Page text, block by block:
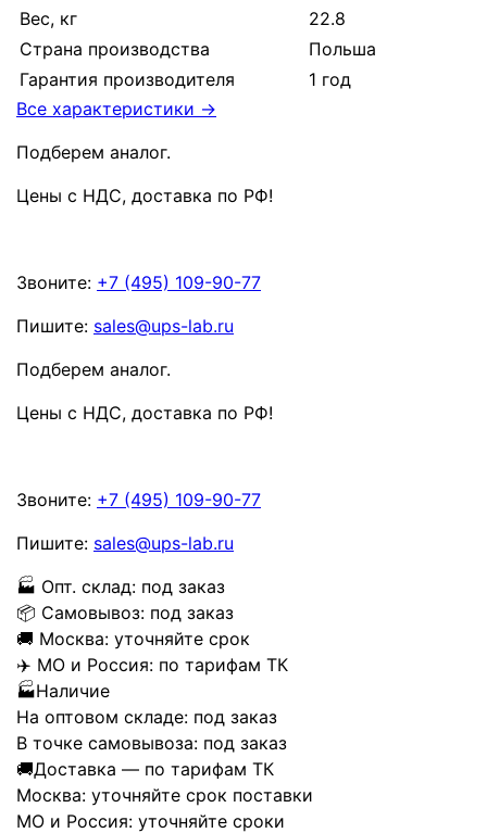
Вес, кг
22.8
Страна производства
Польша
Гарантия производителя
1 год
Все характеристики →
Подберем аналог.
Цены с НДС, доставка по РФ!
Звоните: +7 (495) 109-90-77
Пишите: sales@ups-lab.ru
Подберем аналог.
Цены с НДС, доставка по РФ!
Звоните: +7 (495) 109-90-77
Пишите: sales@ups-lab.ru
🏭 Опт. склад: под заказ
📦 Самовывоз: под заказ
🚚 Москва: уточняйте срок
✈️ МО и Россия: по тарифам ТК
🏭Наличие
На оптовом складе: под заказ
В точке самовывоза: под заказ
🚚Доставка — по тарифам ТК
Москва: уточняйте срок поставки
МО и Россия: уточняйте сроки